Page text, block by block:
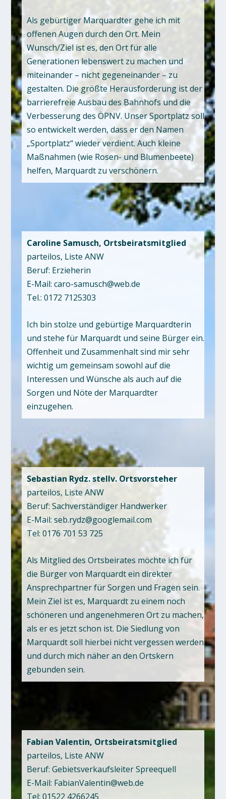
Als gebürtiger Marquardter gehe ich mit
offenen Augen durch den Ort. Mein
Wunsch/Ziel ist es, den Ort für alle
Generationen lebenswert zu machen und
miteinander – nicht gegeneinander – zu
gestalten. Die größte Herausforderung ist der
barrierefreie Ausbau des Bahnhofs und die
Verbesserung des ÖPNV. Unser Sportplatz soll
so entwickelt werden, dass er den Namen
„Sportplatz“ wieder verdient. Auch kleine
Maßnahmen (wie Rosen- und Blumenbeete)
helfen, Marquardt zu verschönern.
Caroline Samusch, Ortsbeiratsmitglied
parteilos, Liste ANW
Beruf: Erzieherin
E-Mail: caro-samusch@web.de
Tel.: 0172 7125303
Ich bin stolze und gebürtige Marquardterin
und stehe für Marquardt und seine Bürger ein.
Offenheit und Zusammenhalt sind mir sehr
wichtig um gemeinsam sowohl auf die
Interessen und Wünsche als auch auf die
Sorgen und Nöte der Marquardter
einzugehen.
Sebastian Rydz. stellv. Ortsvorsteher
parteilos, Liste ANW
Beruf: Sachverständiger Handwerker
E-Mail: seb.rydz@googlemail.com
Tel: 0176 701 53 725
Als Mitglied des Ortsbeirates möchte ich für
die Bürger von Marquardt ein direkter
Ansprechpartner für Sorgen und Fragen sein.
Mein Ziel ist es, Marquardt zu einem noch
schöneren und angenehmeren Ort zu machen,
als er es jetzt schon ist. Die Siedlung von
Marquardt soll hierbei nicht vergessen werden
und durch mich näher an den Ortskern
gebunden sein.
Fabian Valentin, Ortsbeiratsmitglied
parteilos, Liste ANW
Beruf: Gebietsverkaufsleiter Spreequell
E-Mail: FabianValentin@web.de
Tel: 01522 4266245